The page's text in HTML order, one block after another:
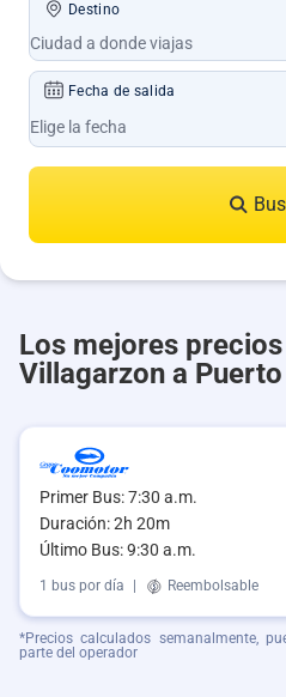
Destino
Fecha de salida
Los mejores
Villagarzon a
Primer Bus: 7:30 a.m.
Duración: 2h 20m
Último Bus: 9:30 a.m.
1 bus por día Reembolsable
*Precios calculados semanalmente,
parte del operador